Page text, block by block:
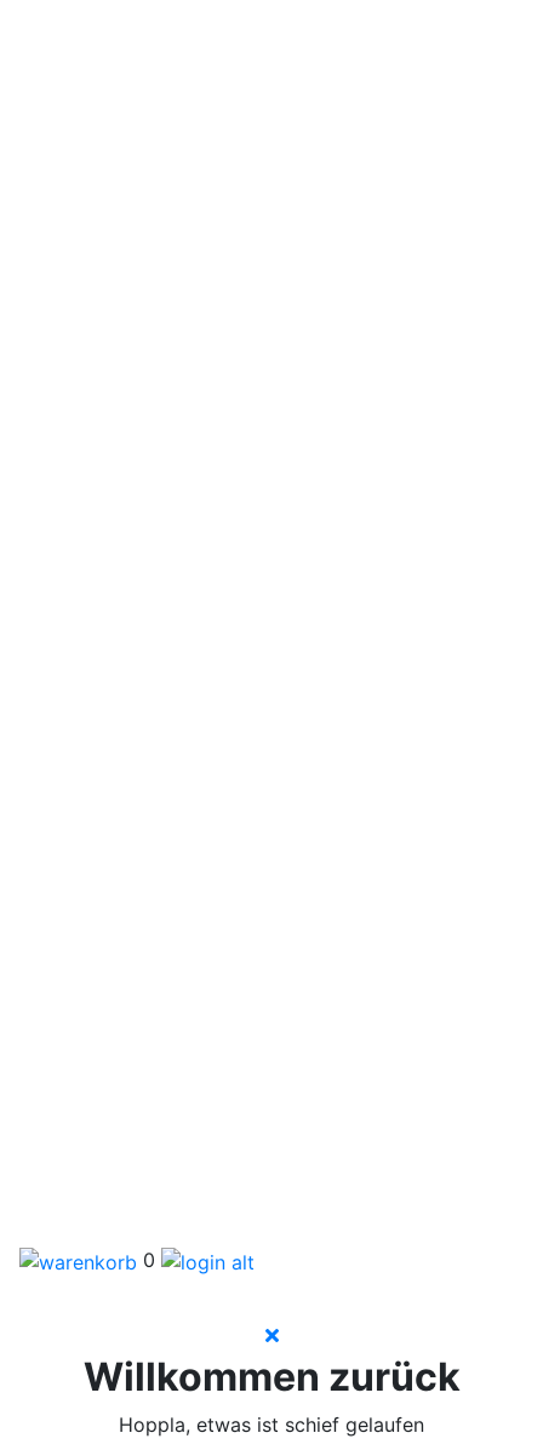
0
Willkommen zurück
Hoppla, etwas ist schief gelaufen